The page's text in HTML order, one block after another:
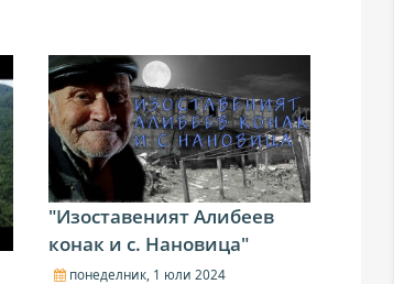
"Изоставеният Алибеев
конак и с. Нановица"
понеделник, 1 юли 2024